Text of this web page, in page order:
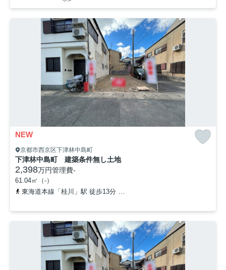
NEW
京都市西京区下津林中島町
下津林中島町 建築条件無し土地
2,398万円管理費-
61.04㎡（-）
東海道本線「桂川」駅 徒歩13分